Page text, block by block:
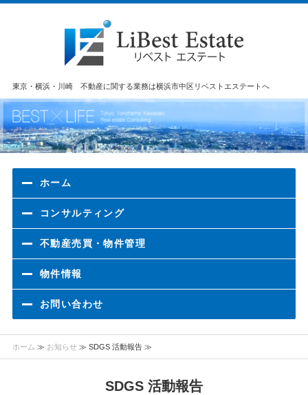
東京・横浜・川崎 不動産に関する業務は横浜市中区リベストエステートへ
ホーム
コンサルティング
不動産売買・物件管理
物件情報
お問い合わせ
ホーム ≫ お知らせ≫ SDGS 活動報告 ≫
SDGS 活動報告